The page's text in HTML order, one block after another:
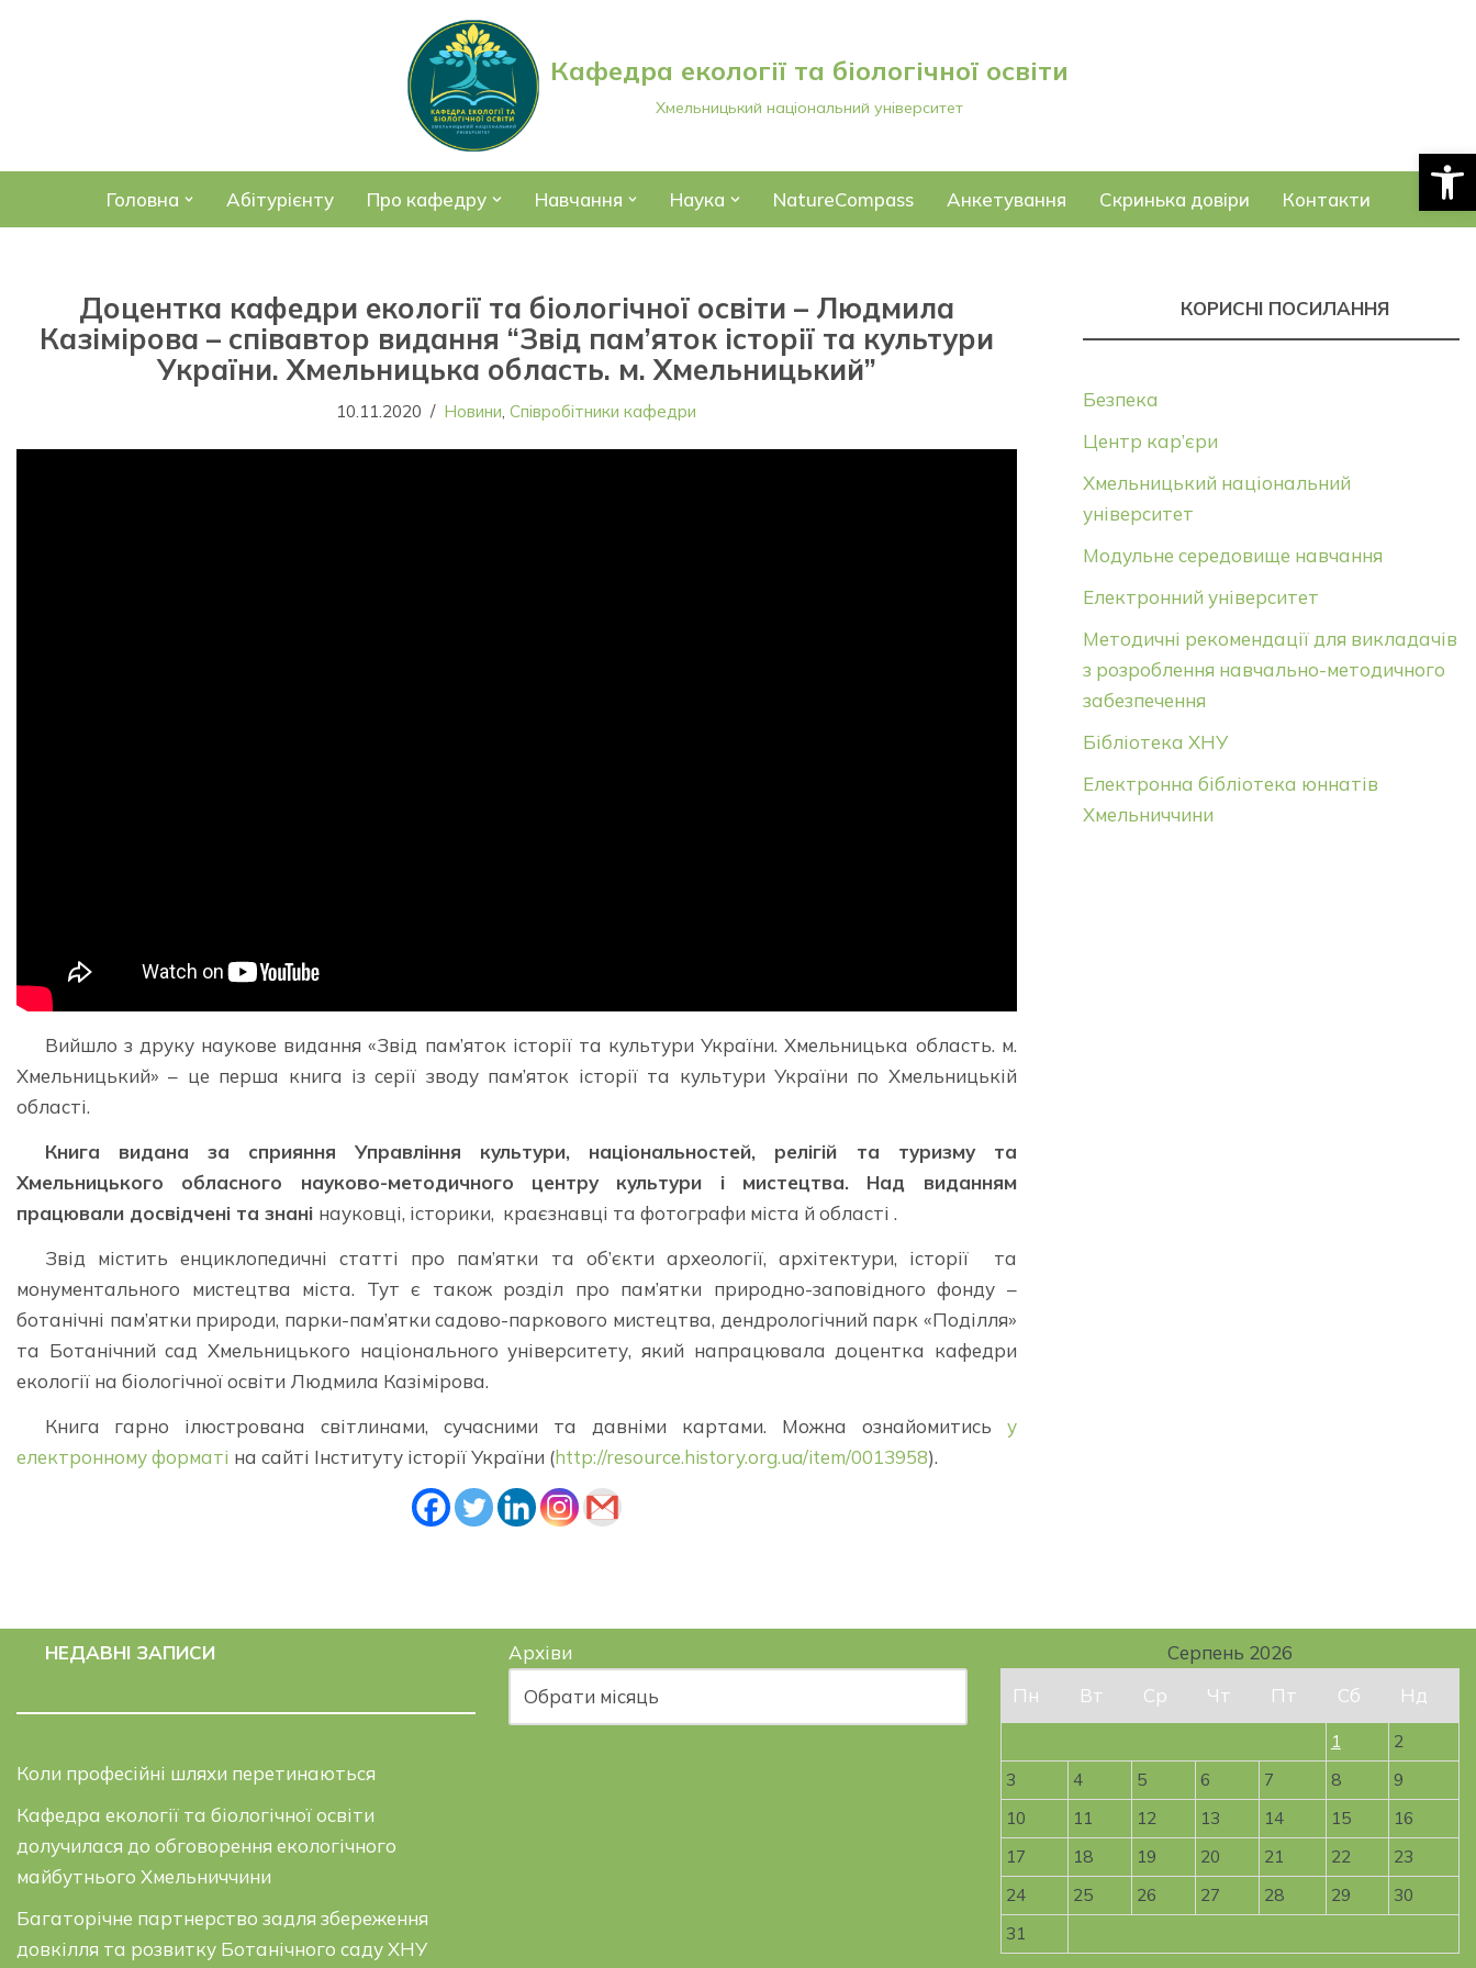
Кафедра екології та біологічної освіти
Хмельницький національний університет
Головна Абітурієнту Про кафедру Навчання Наука NatureCompass Анкетування Скринька довіри Контакти
Доцентка кафедри екології та біологічної освіти – Людмила
Казімірова – співавтор видання “Звід пам’яток історії та культури
України. Хмельницька область. м. Хмельницький”
10.11.2020 Новини,Співробітники кафедри
Вийшло з друку наукове видання «Звід пам’яток історії та культури України. Хмельницька область. м.
Хмельницький» – це перша книга із серії зводу пам’яток історії та культури України по Хмельницькій
області.
Книга видана за сприяння Управління культури, національностей, релігій та туризму та
Хмельницького обласного науково-методичного центру культури і мистецтва. Над виданням
працювали досвідчені та знані науковці, історики, краєзнавці та фотографи міста й області .
Звід містить енциклопедичні статті про пам’ятки та об’єкти археології, архітектури, історії та
монументального мистецтва міста. Тут є також розділ про пам’ятки природно-заповідного фонду –
ботанічні пам’ятки природи, парки-пам’ятки садово-паркового мистецтва, дендрологічний парк «Поділля»
та Ботанічний сад Хмельницького національного університету, який напрацювала доцентка кафедри
екології на біологічної освіти Людмила Казімірова.
Книга гарно ілюстрована світлинами, сучасними та давніми картами. Можна ознайомитись у
електронному форматі на сайті Інституту історії України (http://resource.history.org.ua/item/0013958).
КОРИСНІ ПОСИЛАННЯ
Безпека
Центр кар’єри
Хмельницький національний
університет
Модульне середовище навчання
Електронний університет
Методичні рекомендації для викладачів
з розроблення навчально-методичного
забезпечення
Бібліотека ХНУ
Електронна бібліотека юннатів
Хмельниччини
НЕДАВНІ ЗАПИСИ
Коли професійні шляхи перетинаються
Кафедра екології та біологічної освіти
долучилася до обговорення екологічного
майбутнього Хмельниччини
Багаторічне партнерство задля збереження
довкілля та розвитку Ботанічного саду ХНУ
Архіви
Серпень 2026
Пн
Вт Ср Чт Пт Сб Нд
1
2
3
4 5 6 7 8
9
10
11 12 13 14 15
16
17
18 19 20 21 22
23
24
25 26 27 28 29
30
31